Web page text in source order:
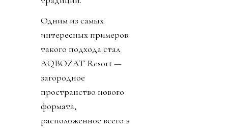
Одним из самых
интересных примеров
такого подхода стал
AQBOZAT Resort —
загородное
пространство нового
формата,
расположенное всего в